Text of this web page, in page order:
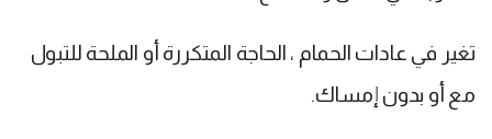
تغير في عادات الحمام ، الحاجة المتكررة أو الملحة للتبول
مع أو بدون إمساك.